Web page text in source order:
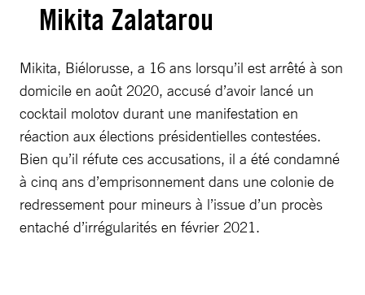
Mikita Zalatarou
Mikita, Biélorusse, a 16 ans lorsqu’il est arrêté à son
domicile en août 2020, accusé d’avoir lancé un
cocktail molotov durant une manifestation en
réaction aux élections présidentielles contestées.
Bien qu’il réfute ces accusations, il a été condamné
à cinq ans d’emprisonnement dans une colonie de
redressement pour mineurs à l’issue d’un procès
entaché d’irrégularités en février 2021.